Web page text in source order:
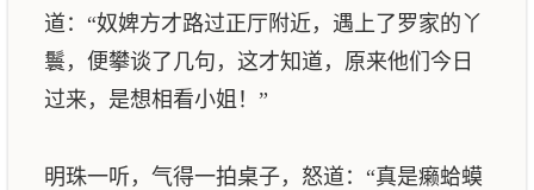
道：“奴婢方才路过正厅附近，遇上了罗家的丫
鬟，便攀谈了几句，这才知道，原来他们今日
过来，是想相看小姐！”
明珠一听，气得一拍桌子，怒道：“真是癞蛤蟆